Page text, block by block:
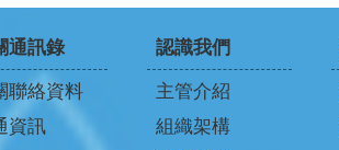
通訊錄
聯絡資料
資訊
認識我們
主管介紹
組織架構